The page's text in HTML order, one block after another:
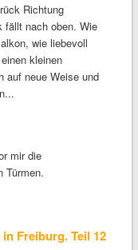
Richtung
fällt nach oben. Wie
wie liebevoll
kleinen
auf neue Weise und
mir die
Türmen.
Freiburg. Teil 12